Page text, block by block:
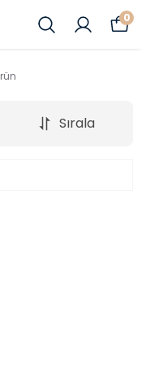
0
Sırala